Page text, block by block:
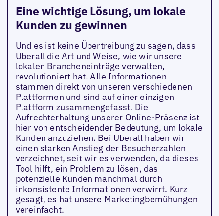
Eine wichtige Lösung, um lokale
Kunden zu gewinnen
Und es ist keine Übertreibung zu sagen, dass
Uberall die Art und Weise, wie wir unsere
lokalen Brancheneinträge verwalten,
revolutioniert hat. Alle Informationen
stammen direkt von unseren verschiedenen
Plattformen und sind auf einer einzigen
Plattform zusammengefasst. Die
Aufrechterhaltung unserer Online-Präsenz ist
hier von entscheidender Bedeutung, um lokale
Kunden anzuziehen. Bei Uberall haben wir
einen starken Anstieg der Besucherzahlen
verzeichnet, seit wir es verwenden, da dieses
Tool hilft, ein Problem zu lösen, das
potenzielle Kunden manchmal durch
inkonsistente Informationen verwirrt. Kurz
gesagt, es hat unsere Marketingbemühungen
vereinfacht.